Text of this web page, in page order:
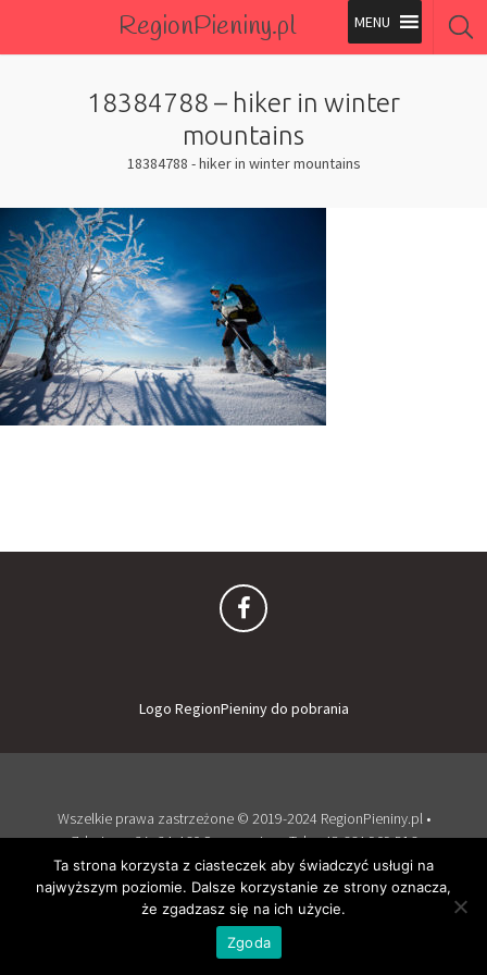
RegionPieniny.pl
Wszystkie Obiekty
18384788 – hiker in winter
mountains
18384788 - hiker in winter mountains
Logo RegionPieniny do pobrania
Wszelkie prawa zastrzeżone © 2019-2024 RegionPieniny.pl •
Zdrojowa 2A, 34-460 Szczawnica • Tel: + 48 664 909 516
Zaloguj
Dodaj obiekt
Wspierany przez WordPress iListablebyPixelGrade.
Ta strona korzysta z ciasteczek aby świadczyć usługi na
najwyższym poziomie. Dalsze korzystanie ze strony oznacza,
że zgadzasz się na ich użycie.
Zgoda